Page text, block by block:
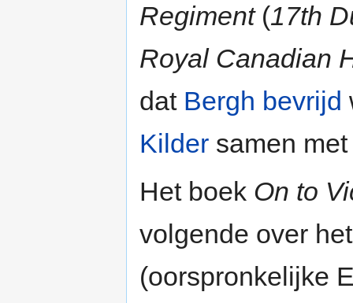
Regiment(17th
Royal Canadian
dat Bergh bevrijd
Kilder samen
Het boek On to
volgende over
(oorspronkelijke